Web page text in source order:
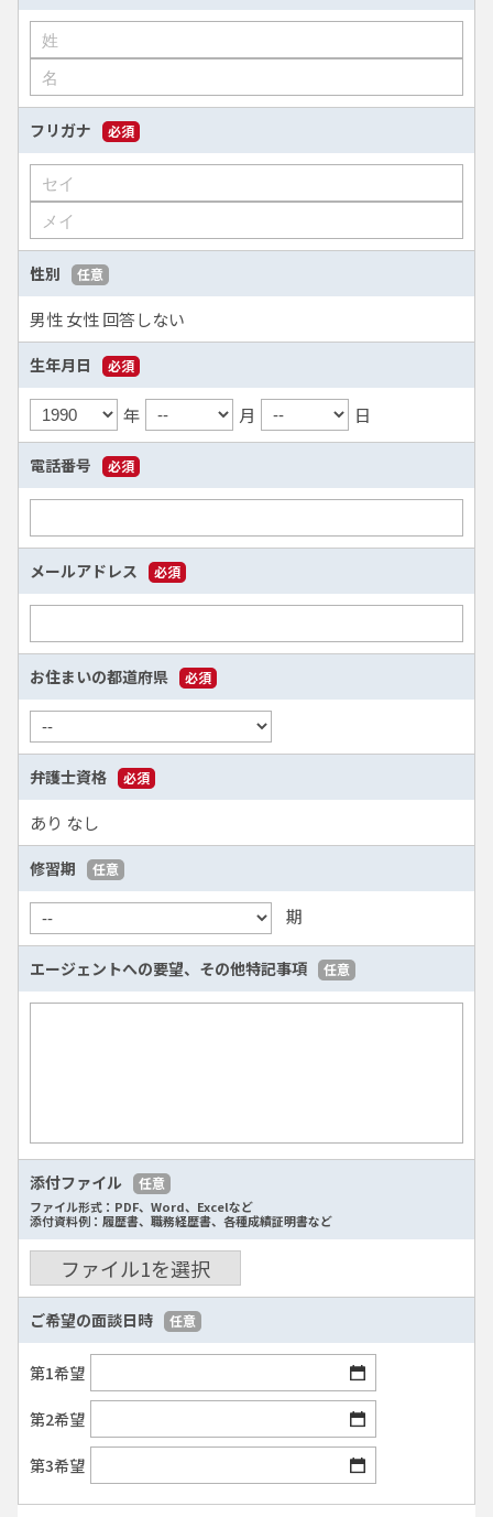
フリガナ 必須
性別 任意
男性女性回答しない
生年月日 必須
年 月 日
電話番号 必須
メールアドレス 必須
お住まいの都道府県 必須
弁護士資格 必須
あり なし
修習期 任意
期
エージェントへの要望、 その他特記事項 任意
添付ファイル 任意
ファイル形式：PDF、Word、Excelなど
添付資料例：履歴書、職務経歴書、各種成績証明書など
ファイル1を選択
ご希望の面談日時 任意
第1希望
第2希望
第3希望